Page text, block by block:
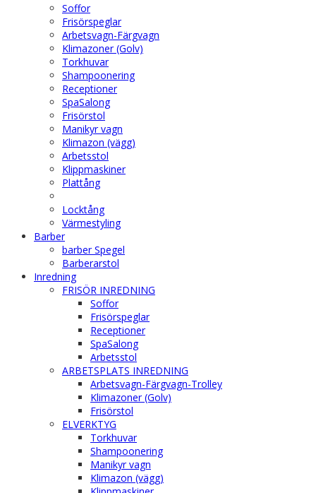
Soffor
Frisörspeglar
Arbetsvagn-Färgvagn
Klimazoner (Golv)
Torkhuvar
Shampoonering
Receptioner
SpaSalong
Frisörstol
Manikyr vagn
Klimazon (vägg)
Arbetsstol
Klippmaskiner
Plattång
Locktång
Värmestyling
Barber
barber Spegel
Barberarstol
Inredning
FRISÖR INREDNING
Soffor
Frisörspeglar
Receptioner
SpaSalong
Arbetsstol
ARBETSPLATS INREDNING
Arbetsvagn-Färgvagn-Trolley
Klimazoner (Golv)
Frisörstol
ELVERKTYG
Torkhuvar
Shampoonering
Manikyr vagn
Klimazon (vägg)